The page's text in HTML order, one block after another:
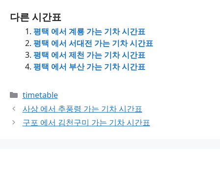
다른 시간표
평택 에서 계룡 가는 기차 시간표
평택 에서 서대전 가는 기차 시간표
평택 에서 제천 가는 기차 시간표
평택 에서 부산 가는 기차 시간표
Categories
timetable
사상 에서 추풍령 가는 기차 시간표
구포 에서 김천구미 가는 기차 시간표